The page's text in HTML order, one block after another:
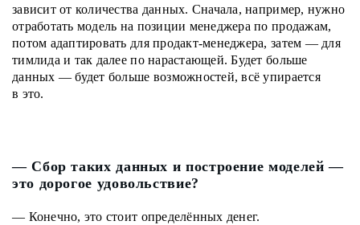
зависит от количества данных. Сначала, например, нужно
отработать модель на позиции менеджера по продажам,
потом адаптировать для продакт-менеджера, затем — для
тимлида и так далее по нарастающей. Будет больше
данных — будет больше возможностей, всё упирается
в это.
— Сбор таких данных и построение моделей —
это дорогое удовольствие?
— Конечно, это стоит определённых денег.